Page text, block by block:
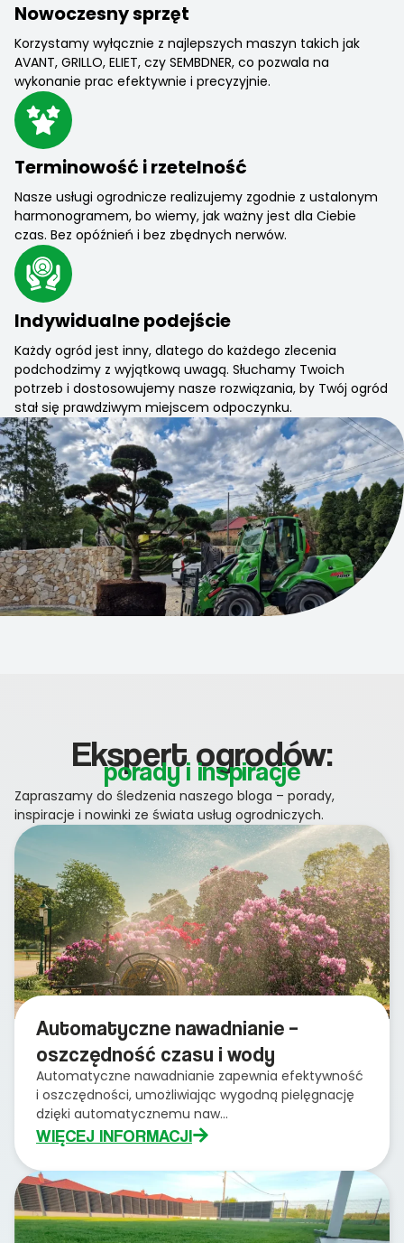
Nowoczesny sprzęt
Korzystamy wyłącznie z najlepszych maszyn takich jak
AVANT, GRILLO, ELIET, czy SEMBDNER, co pozwala na
wykonanie prac efektywnie i precyzyjnie.
Terminowość i rzetelność
Nasze usługi ogrodnicze realizujemy zgodnie z ustalonym
harmonogramem, bo wiemy, jak ważny jest dla Ciebie
czas. Bez opóźnień i bez zbędnych nerwów.
Indywidualne podejście
Każdy ogród jest inny, dlatego do każdego zlecenia
podchodzimy z wyjątkową uwagą. Słuchamy Twoich
potrzeb i dostosowujemy nasze rozwiązania, by Twój ogród
stał się prawdziwym miejscem odpoczynku.
Ekspert ogrodów:
porady i inspiracje
Zapraszamy do śledzenia naszego bloga – porady,
inspiracje i nowinki ze świata usług ogrodniczych.
Automatyczne nawadnianie –
oszczędność czasu i wody
Automatyczne nawadnianie zapewnia efektywność
i oszczędności, umożliwiając wygodną pielęgnację
dzięki automatycznemu naw...
WIĘCEJ INFORMACJI